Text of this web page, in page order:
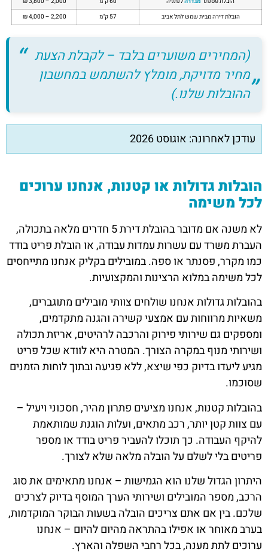
הובלת דירה מבית שמש לתל אביב
57 ק"מ 2,200 – 4,000 ₪
(המחירים משוערים בלבד – לקבלת הצעת
מחיר מדויקת, מומלץ להשתמש במחשבון
ההובלות שלנו.)
עודכן לאחרונה: אוגוסט 2026
הובלות גדולות או קטנות, אנחנו ערוכים
לכל משימה
לא משנה אם מדובר בהובלת דירת 5 חדרים מלאה בתכולה,
העברת משרד עם עשרות עמדות עבודה, או הובלת פריט בודד
כמו מקרר, פסנתר או ספה. במובילים בקליק אנחנו מתייחסים
לכל משימה במלוא הרצינות והמקצועיות.
בהובלות גדולות אנחנו שולחים צוותי מובילים מתוגברים,
משאיות מרווחות עם אמצעי קשירה והגנה מתקדמים,
ומספקים גם שירותי פירוק והרכבה לרהיטים, אריזת תכולה
ושירותי מנוף במקרה הצורך. המטרה היא לוודא שכל פריט
מגיע ליעדו בדיוק כפי שיצא, ללא פגיעה ובתוך לוחות הזמנים
שסוכמו.
בהובלות קטנות, אנחנו מציעים פתרון מהיר, חסכוני ויעיל –
עם צוות קטן יותר, רכב מתאים, ועלות הוגנת שמותאמת
להיקף העבודה. כך תוכלו להעביר פריט בודד או מספר
פריטים בלי לשלם על הובלה מלאה שלא לצורך.
היתרון הגדול שלנו הוא הגמישות – אנחנו מתאימים את סוג
הרכב, מספר המובילים ושירותי הערך המוסף בדיוק לצרכים
שלכם. בין אם אתם צריכים הובלה בשעות הבוקר המוקדמות,
בערב מאוחר או אפילו בהתראה מהיום להיום – אנחנו
ערוכים לתת מענה, בכל רחבי השפלה והארץ.